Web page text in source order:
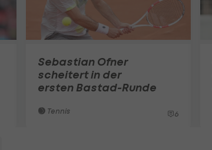
Sebastian Ofner
scheitert in der
ersten Bastad-Runde
Tennis 6